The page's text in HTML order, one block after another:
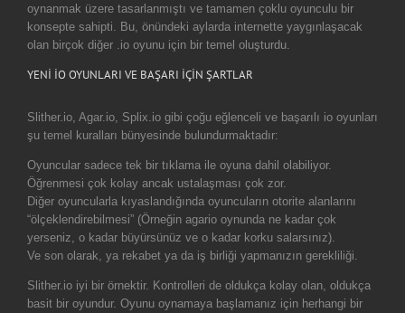
oynanmak üzere tasarlanmıştı ve tamamen çoklu oyunculu bir
konsepte sahipti. Bu, önündeki aylarda internette yaygınlaşacak
olan birçok diğer .io oyunu için bir temel oluşturdu.
YENİ İO OYUNLARI VE BAŞARI İÇİN ŞARTLAR
Slither.io, Agar.io, Splix.io gibi çoğu eğlenceli ve başarılı io oyunları
şu temel kuralları bünyesinde bulundurmaktadır:
Oyuncular sadece tek bir tıklama ile oyuna dahil olabiliyor.
Öğrenmesi çok kolay ancak ustalaşması çok zor.
Diğer oyuncularla kıyaslandığında oyuncuların otorite alanlarını
“ölçeklendirebilmesi” (Örneğin agario oynunda ne kadar çok
yerseniz, o kadar büyürsünüz ve o kadar korku salarsınız).
Ve son olarak, ya rekabet ya da iş birliği yapmanızın gerekliliği.
Slither.io iyi bir örnektir. Kontrolleri de oldukça kolay olan, oldukça
basit bir oyundur. Oyunu oynamaya başlamanız için herhangi bir